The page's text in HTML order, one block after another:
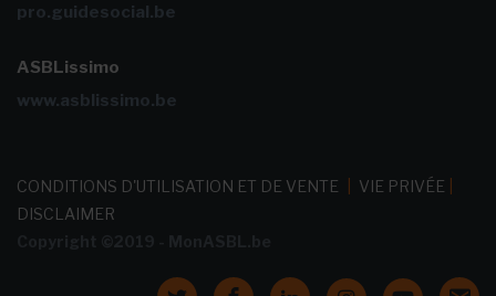
pro.guidesocial.be
ASBLissimo
www.asblissimo.be
CONDITIONS D'UTILISATION ET DE VENTE VIE PRIVÉE
DISCLAIMER